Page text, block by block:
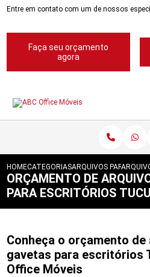
Entre em contato com um de nossos
Faça seu orçamento
agora
HOMECATEGORIASARQUIVOS PARA
ORÇAMENTO DE
PARA ESCRITÓRIOS
Conheça o orçamento de
gavetas para escritórios
Office Móveis